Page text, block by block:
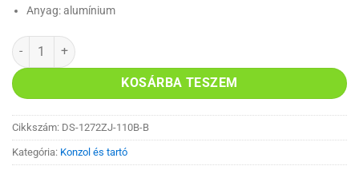
Anyag: alumínium
Hikvision DS-1272ZJ-110B-B mennyiség
KOSÁRBA TESZEM
Cikkszám: DS-1272ZJ-110B-B
Kategória: Konzol és tartó